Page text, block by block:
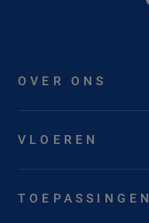
OVER ONS
VLOEREN
TOEPASSINGEN